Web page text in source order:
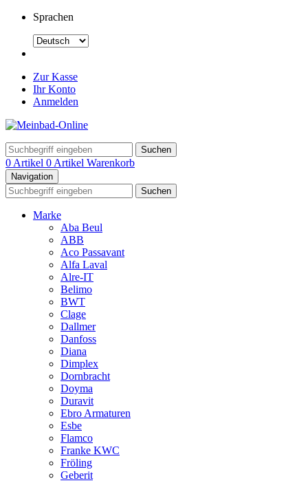
Sprachen
Zur Kasse
Ihr Konto
Anmelden
Suchen
0 Artikel 0 Artikel Warenkorb
Navigation
Suchen
Marke
Aba Beul
ABB
Aco Passavant
Alfa Laval
Alre-IT
Belimo
BWT
Clage
Dallmer
Danfoss
Diana
Dimplex
Dornbracht
Doyma
Duravit
Ebro Armaturen
Esbe
Flamco
Franke KWC
Fröling
Geberit